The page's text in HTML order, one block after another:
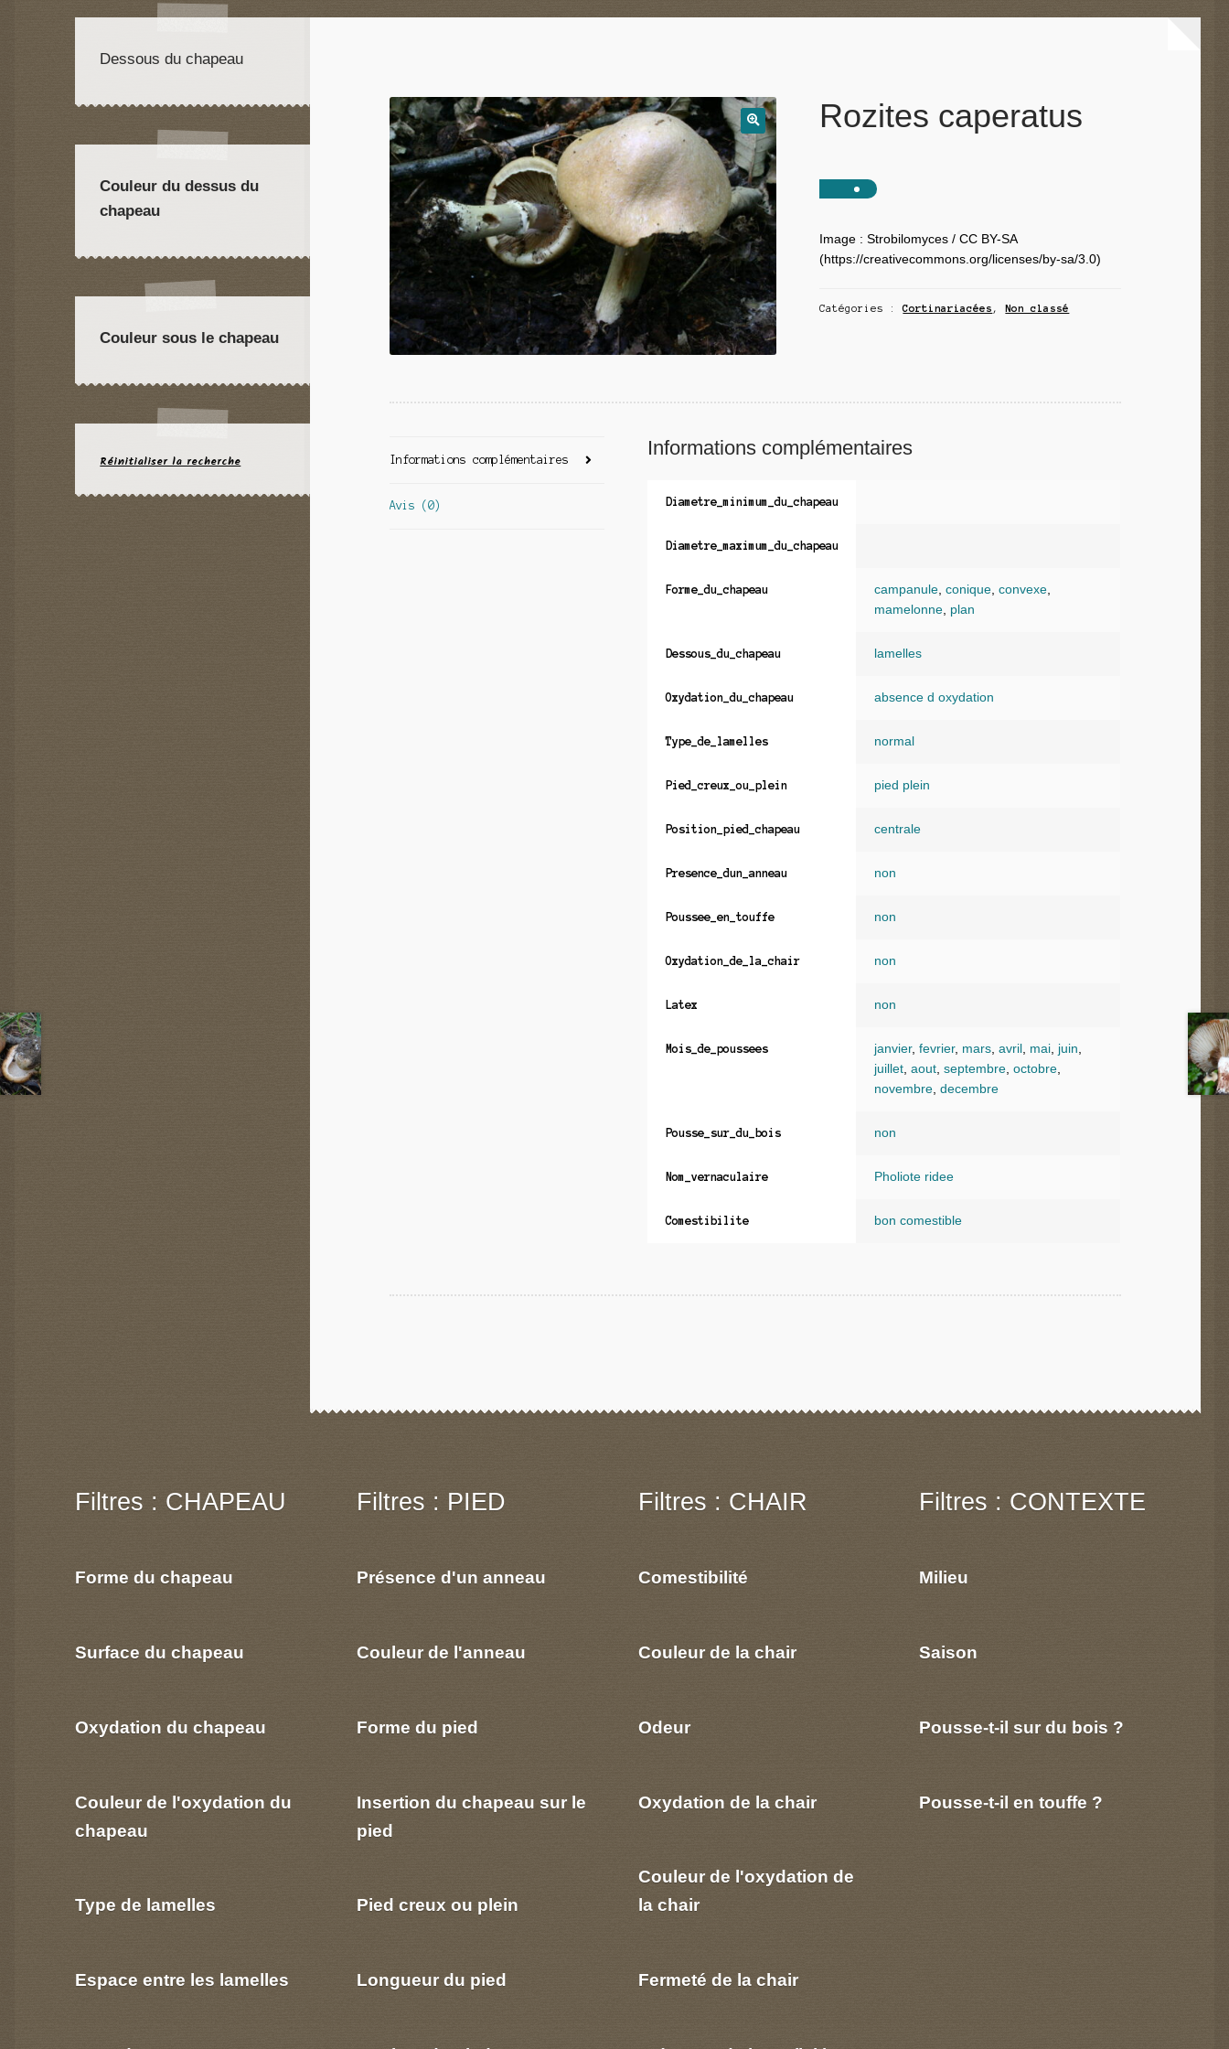
Rozites caperatus
Image : Strobilomyces / CC BY-SA
(https://creativecommons.org/licenses/by-sa/3.0)
Catégories :Cortinariacées ,Non classé
Informations complémentaires
Avis (0)
Informations complémentaires
Diametre_minimum_du_chapeau
Diametre_maximum_du_chapeau
Forme_du_chapeau campanule, conique, convexe,
mamelonne, plan
Dessous_du_chapeau lamelles
Oxydation_du_chapeau absence d oxydation
Type_de_lamelles normal
Pied_creux_ou_plein pied plein
Position_pied_chapeau centrale
Presence_dun_anneau non
Poussee_en_touffe non
Oxydation_de_la_chair non
Latex non
Mois_de_poussees janvier, fevrier, mars, avril , mai, juin,
juillet, aout, septembre, octobre,
novembre, decembre
Pousse_sur_du_bois non
Nom_vernaculaire Pholiote ridee
Comestibilite bon comestible
Dessous du chapeau
Couleur du dessus du
chapeau
Couleur sous le chapeau
Réinitialiser la recherche
Filtres : CHAPEAU
Forme du chapeau
Surface du chapeau
Oxydation du chapeau
Couleur de l'oxydation du
chapeau
Type de lamelles
Espace entre les lamelles
Filtres : PIED
Présence d'un anneau
Couleur de l'anneau
Forme du pied
Insertion du chapeau sur le
pied
Pied creux ou plein
Longueur du pied
Filtres : CHAIR
Comestibilité
Couleur de la chair
Odeur
Oxydation de la chair
Couleur de l'oxydation de
la chair
Fermeté de la chair
Filtres : CONTEXTE
Milieu
Saison
Pousse-t-il sur du bois ?
Pousse-t-il en touffe ?